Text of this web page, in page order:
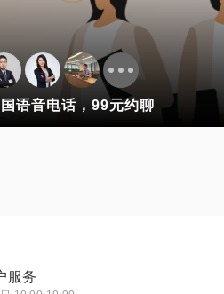
语音电话，99元约聊
服务